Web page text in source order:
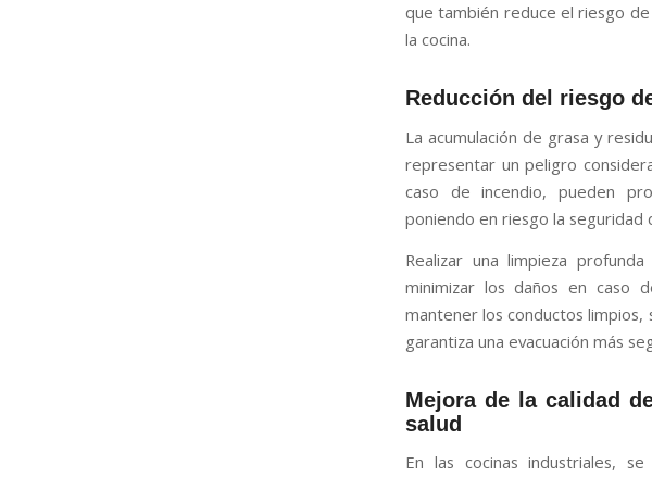
que también reduce el riesgo
la cocina.
Reducción del riesgo
La acumulación de grasa y
representar un peligro
caso de incendio, pueden
poniendo en riesgo la seguridad
Realizar una limpieza
minimizar los daños en caso
mantener los conductos
garantiza una evacuación más
Mejora de la calidad
salud
En las cocinas industriales,